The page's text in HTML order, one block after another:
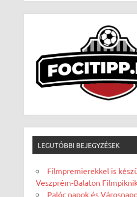
LEGUTÓBBI BEJEGYZÉSEK
Filmpremierekkel is
Veszprém-Balaton
Palóc napok és